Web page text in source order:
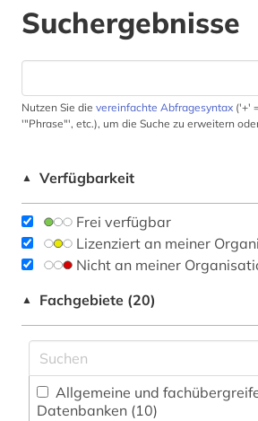
Suchergebnisse
Nutzen Sie die vereinfachte Abfragesyntax ('+'
'"Phrase"', etc.), um die Suche zu erweitern
▲ Verfügbarkeit
Frei verfügbar
Lizenziert an meiner
Nicht an meiner
▲ Fachgebiete (20)
Datenbanken (10)